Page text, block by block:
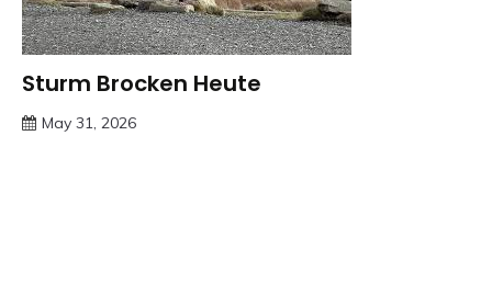
Trends
Sturm Brocken Heute
May 31, 2026